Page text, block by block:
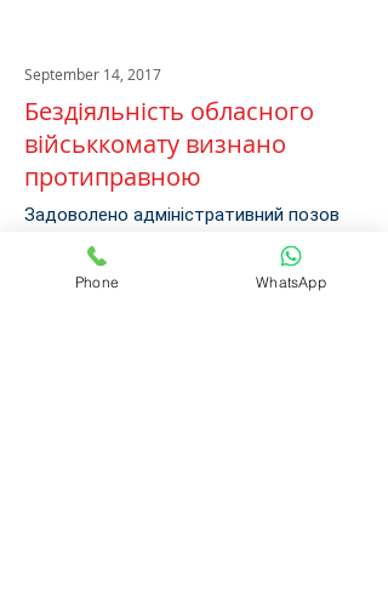
September 14, 2017
Бездіяльність обласного
військкомату визнано
протиправною
Задоволено адміністративний позов
бездіяльність Вінницького обласного
військового комісаріату, який в 15-ти
Phone WhatsApp